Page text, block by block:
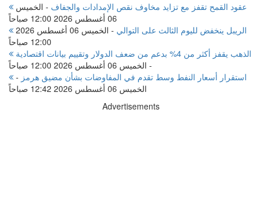
عقود القمح تقفز مع تزايد مخاوف نقص الإمدادات والجفاف - الخميس
06 أغسطس 2026 12:00 صباحاً
الريبل ينخفض لليوم الثالث على التوالي -
الخميس 06 أغسطس 2026
12:00 صباحاً
الذهب يقفز أكثر من 4% بدعم من ضعف الدولار وتقييم بيانات اقتصادية
- الخميس 06 أغسطس 2026 12:00 صباحاً
استقرار أسعار النفط وسط تقدم في المفاوضات بشأن مضيق هرمز -
الخميس 06 أغسطس 2026 12:42 صباحاً
Advertisements